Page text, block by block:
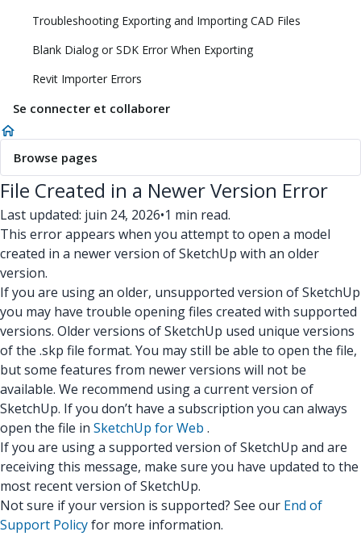
Troubleshooting Exporting and Importing CAD Files
Blank Dialog or SDK Error When Exporting
Revit Importer Errors
Se connecter et collaborer
Browse pages
File Created in a Newer Version Error
Last updated: juin 24, 2026•1 min read.
This error appears when you attempt to open a model
created in a newer version of SketchUp with an older
version.
If you are using an older, unsupported version of SketchUp
you may have trouble opening files created with supported
versions. Older versions of SketchUp used unique versions
of the .skp file format. You may still be able to open the file,
but some features from newer versions will not be
available. We recommend using a current version of
SketchUp. If you don’t have a subscription you can always
open the file in SketchUp for Web .
If you are using a supported version of SketchUp and are
receiving this message, make sure you have updated to the
most recent version of SketchUp.
Not sure if your version is supported? See our End of
Support Policyfor more information.